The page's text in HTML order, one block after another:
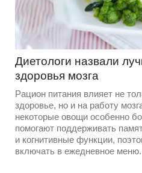
Диетологи назвали
здоровья мозга
Рацион питания влияет не
здоровье, но и на работу
некоторые овощи особенно
помогают поддерживать
и когнитивные функции,
включать в ежедневное меню.